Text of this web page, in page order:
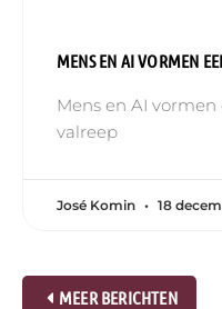
MENS EN AI VORMEN
Mens en AI
valreep
José Komin 18
MEER BERICHTEN